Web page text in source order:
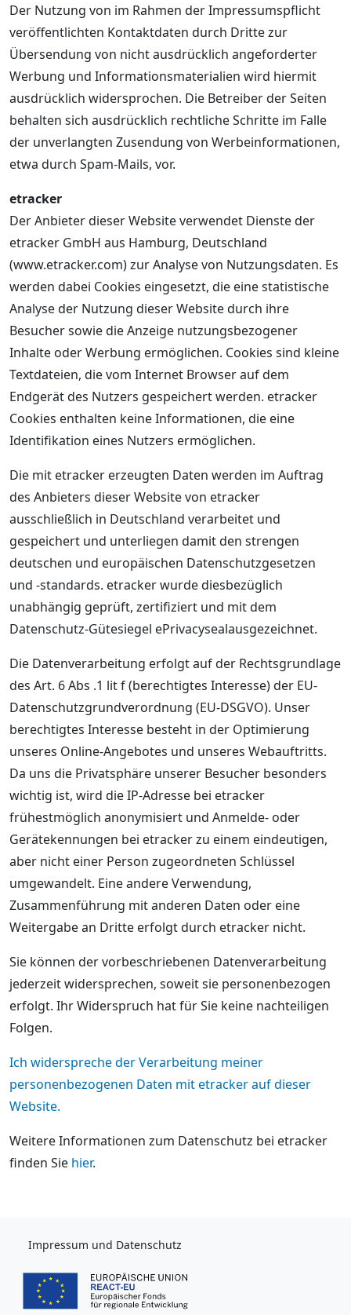
Der Nutzung von im Rahmen der Impressumspflicht
veröffentlichten Kontaktdaten durch Dritte zur
Übersendung von nicht ausdrücklich angeforderter
Werbung und Informationsmaterialien wird hiermit
ausdrücklich widersprochen. Die Betreiber der Seiten
behalten sich ausdrücklich rechtliche Schritte im Falle
der unverlangten Zusendung von Werbeinformationen,
etwa durch Spam-Mails, vor.
etracker
Der Anbieter dieser Website verwendet Dienste der
etracker GmbH aus Hamburg, Deutschland
(www.etracker.com) zur Analyse von Nutzungsdaten. Es
werden dabei Cookies eingesetzt, die eine statistische
Analyse der Nutzung dieser Website durch ihre
Besucher sowie die Anzeige nutzungsbezogener
Inhalte oder Werbung ermöglichen. Cookies sind kleine
Textdateien, die vom Internet Browser auf dem
Endgerät des Nutzers gespeichert werden. etracker
Cookies enthalten keine Informationen, die eine
Identifikation eines Nutzers ermöglichen.
Die mit etracker erzeugten Daten werden im Auftrag
des Anbieters dieser Website von etracker
ausschließlich in Deutschland verarbeitet und
gespeichert und unterliegen damit den strengen
deutschen und europäischen Datenschutzgesetzen
und -standards. etracker wurde diesbezüglich
unabhängig geprüft, zertifiziert und mit dem
Datenschutz-Gütesiegel ePrivacysealausgezeichnet.
Die Datenverarbeitung erfolgt auf der Rechtsgrundlage
des Art. 6 Abs .1 lit f (berechtigtes Interesse) der EU-
Datenschutzgrundverordnung (EU-DSGVO). Unser
berechtigtes Interesse besteht in der Optimierung
unseres Online-Angebotes und unseres Webauftritts.
Da uns die Privatsphäre unserer Besucher besonders
wichtig ist, wird die IP-Adresse bei etracker
frühestmöglich anonymisiert und Anmelde- oder
Gerätekennungen bei etracker zu einem eindeutigen,
aber nicht einer Person zugeordneten Schlüssel
umgewandelt. Eine andere Verwendung,
Zusammenführung mit anderen Daten oder eine
Weitergabe an Dritte erfolgt durch etracker nicht.
Sie können der vorbeschriebenen Datenverarbeitung
jederzeit widersprechen, soweit sie personenbezogen
erfolgt. Ihr Widerspruch hat für Sie keine nachteiligen
Folgen.
Ich widerspreche der Verarbeitung meiner
personenbezogenen Daten mit etracker auf dieser
Website.
Weitere Informationen zum Datenschutz bei etracker
finden Sie hier.
Impressum und Datenschutz